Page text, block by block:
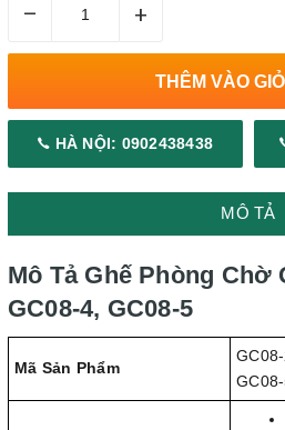
– +
THÊM VÀO
HÀ NỘI: 0902438438
MÔ TẢ
Mô Tả Ghế Phòng Chờ
GC08-4, GC08-5
Mã Sản Phẩm